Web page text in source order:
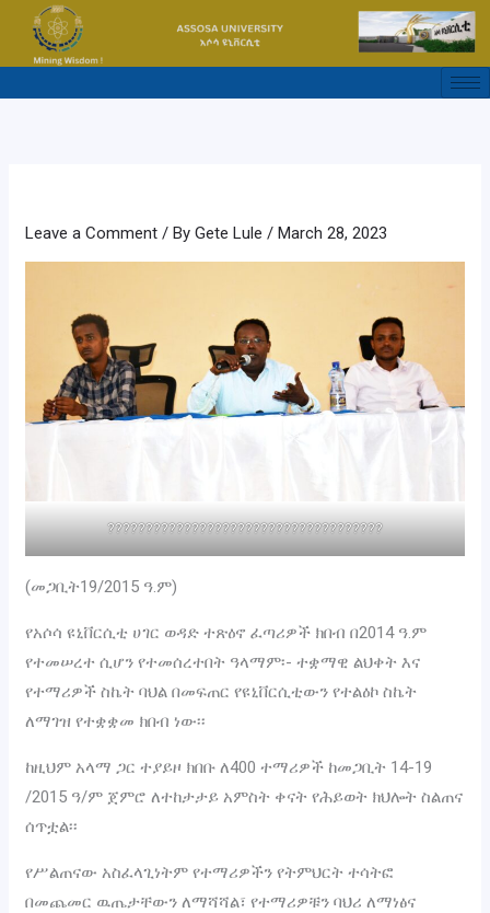
content
Leave a Comment / ByGete Lule/March 28, 2023
????????????????????????????????????
(መጋቢት19/2015 ዓ.ም)
የአሶሳ ዩኒቨርሲቲ ሀገር ወዳድ ተጽዕኖ ፈጣሪዎች ክበብ በ2014 ዓ.ም
የተመሠረተ ሲሆን የተመሰረተበት ዓላማም፡- ተቋማዊ ልህቀት እና
የተማሪዎች ስኬት ባህል በመፍጠር የዩኒቨርሲቲውን የተልዕኮ ስኬት
ለማገዝ የተቋቋመ ክበብ ነው፡፡
ከዚህም አላማ ጋር ተያይዞ ክበቡ ለ400 ተማሪዎች ከመጋቢት 14-19
/2015 ዓ/ም ጀምሮ ለተከታታይ አምስት ቀናት የሕይወት ክህሎት ስልጠና
ሰጥቷል፡፡
የሥልጠናው አስፈላጊነትም የተማሪዎችን የትምህርት ተሳትፎ
በመጨመር ዉጤታቸውን ለማሻሻል፣ የተማሪዎቹን ባህሪ ለማነፅና